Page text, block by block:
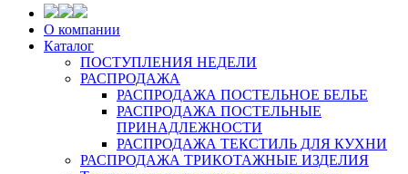
О компании
Каталог
ПОСТУПЛЕНИЯ НЕДЕЛИ
РАСПРОДАЖА
РАСПРОДАЖА ПОСТЕЛЬНОЕ БЕЛЬЕ
РАСПРОДАЖА ПОСТЕЛЬНЫЕ
ПРИНАДЛЕЖНОСТИ
РАСПРОДАЖА ТЕКСТИЛЬ ДЛЯ КУХНИ
РАСПРОДАЖА ТРИКОТАЖНЫЕ ИЗДЕЛИЯ